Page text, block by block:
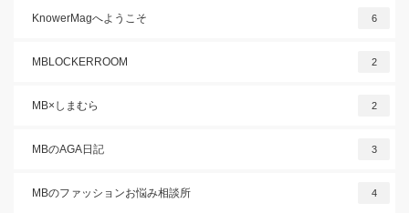
KnowerMagへようこそ 6
MBLOCKERROOM 2
MB×しまむら 2
MBのAGA日記 3
MBのファッションお悩み相談所 4